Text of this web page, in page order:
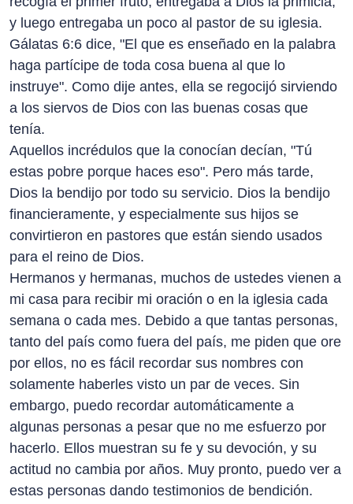
y luego entregaba un poco al pastor de su iglesia.
Gálatas 6:6 dice, "El que es enseñado en la palabra
haga partícipe de toda cosa buena al que lo
instruye". Como dije antes, ella se regocijó sirviendo
a los siervos de Dios con las buenas cosas que
tenía.
Aquellos incrédulos que la conocían decían, "Tú
estas pobre porque haces eso". Pero más tarde,
Dios la bendijo por todo su servicio. Dios la bendijo
financieramente, y especialmente sus hijos se
convirtieron en pastores que están siendo usados
para el reino de Dios.
Hermanos y hermanas, muchos de ustedes vienen a
mi casa para recibir mi oración o en la iglesia cada
semana o cada mes. Debido a que tantas personas,
tanto del país como fuera del país, me piden que ore
por ellos, no es fácil recordar sus nombres con
solamente haberles visto un par de veces. Sin
embargo, puedo recordar automáticamente a
algunas personas a pesar que no me esfuerzo por
hacerlo. Ellos muestran su fe y su devoción, y su
actitud no cambia por años. Muy pronto, puedo ver a
estas personas dando testimonios de bendición.